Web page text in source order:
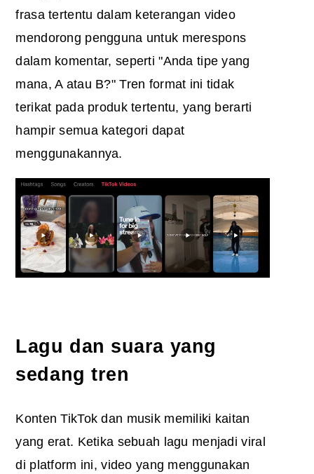
frasa tertentu dalam keterangan video
mendorong pengguna untuk merespons
dalam komentar, seperti "Anda tipe yang
mana, A atau B?" Tren format ini tidak
terikat pada produk tertentu, yang berarti
hampir semua kategori dapat
menggunakannya.
Lagu dan suara yang
sedang tren
Konten TikTok dan musik memiliki kaitan
yang erat. Ketika sebuah lagu menjadi viral
di platform ini, video yang menggunakan